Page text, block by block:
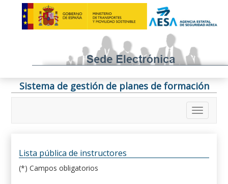
Sistema de gestión de planes de formación
Lista pública de instructores
(*) Campos obligatorios